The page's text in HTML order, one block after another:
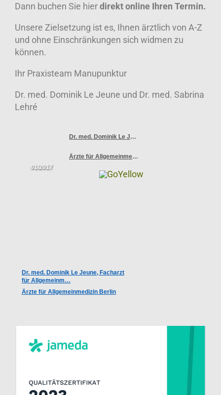
Dann buchen Sie hierdirekt online Ihren Termin.
Unsere Zielsetzung ist es, Ihnen ärztlich von A-Z
und ohne Einschränkungen sich widmen zu
können.
Ihr Praxisteam Manupunktur
Dr. med. Dominik Le Jeune und Dr. med. Sabrina
Lehré
Dr. med. Dominik Le Jeune, Facharzt für Allgemeinmedizin
Ärzte für Allgemeinmedizin Berlin
01/2017
Dr. med. Dominik Le Jeune, Facharzt
für Allgemeinm…
Ärzte für Allgemeinmedizin Berlin